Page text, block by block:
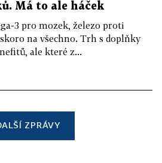
Má to ale háček
3 pro mozek, železo proti
na všechno. Trh s doplňky
ale které z...
ZPRÁVY